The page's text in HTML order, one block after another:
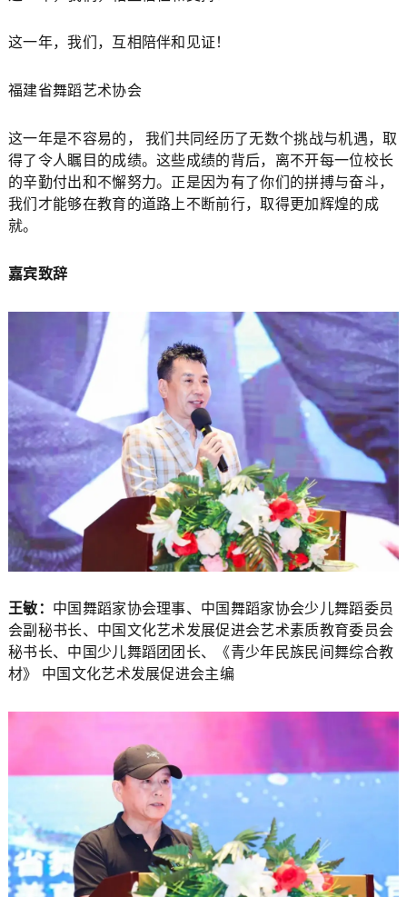
这一年，我们，互相陪伴和见证！
福建省舞蹈艺术协会
这一年是不容易的， 我们共同经历了无数个挑战与机遇，取
得了令人瞩目的成绩。这些成绩的背后，离不开每一位校长
的辛勤付出和不懈努力。正是因为有了你们的拼搏与奋斗，
我们才能够在教育的道路上不断前行，取得更加辉煌的成
就。
嘉宾致辞
王敏： 中国舞蹈家协会理事、中国舞蹈家协会少儿舞蹈委员
会副秘书长、中国文化艺术发展促进会艺术素质教育委员会
秘书长、中国少儿舞蹈团团长、《青少年民族民间舞综合教
材》 中国文化艺术发展促进会主编